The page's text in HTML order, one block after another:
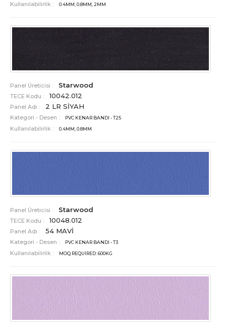
Kullanılabilirlik : 0.4MM, 0.8MM, 2MM
Panel Üreticisi : Starwood
TECE Kodu : 10042.012
Panel Adı : 2 LR SİYAH
Kategori - Desen : PVC KENAR BANDI - T25
Kullanılabilirlik : 0.4MM, 0.8MM
Panel Üreticisi : Starwood
TECE Kodu : 10048.012
Panel Adı : 54 MAVİ
Kategori - Desen : PVC KENAR BANDI - T3
Kullanılabilirlik : MOQ REQUIRED: 600KG